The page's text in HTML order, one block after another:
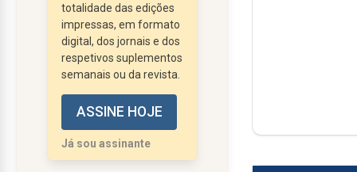
excitante. Entrevistas e
contraentrevistas
alimentam parangonas.
Esgrimem-se
argumentos para todos
os gostos, desde os
que passam certidão
de óbito à coligação...
totalidade das edições
impressas, em formato
digital, dos jornais e dos
respetivos suplementos
semanais ou da revista.
ASSINE HOJE
Já sou assinante